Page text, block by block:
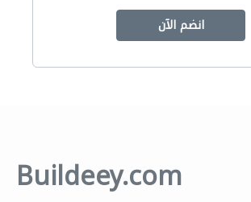
انضم الآن
Buildeey.com